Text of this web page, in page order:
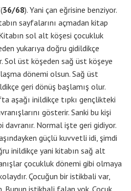
36/68). Yani çan eğrisine benziyor.
sayfalarını açmadan kitap
sol alt köşesi çocukluk
yukarıya doğru gidildikçe
Sol üst köşeden sağ üst köşeye
dönemi olsun. Sağ üst
geri dönüş başlamış olur.
aşağı inildikçe tıpkı gençlikteki
gösterir. Sanki bu kişi
davranır. Normal işte geri gidiyor.
güçlü kuvvetli idi, şimdi
inildikçe yani kitabın sağ alt
çocukluk dönemi gibi olmaya
Çocuğun bir istikbali var,
Bunun istikbali falan yok. Çocuk